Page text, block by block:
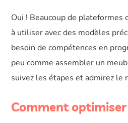
Oui ! Beaucoup de
à utiliser avec des modèles
besoin de compétences en
peu comme assembler un
suivez les étapes et admirez le
Comment